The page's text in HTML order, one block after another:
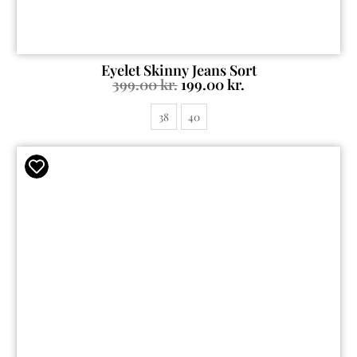
Eyelet Skinny Jeans Sort
399.00kr.199.00kr.
38 40